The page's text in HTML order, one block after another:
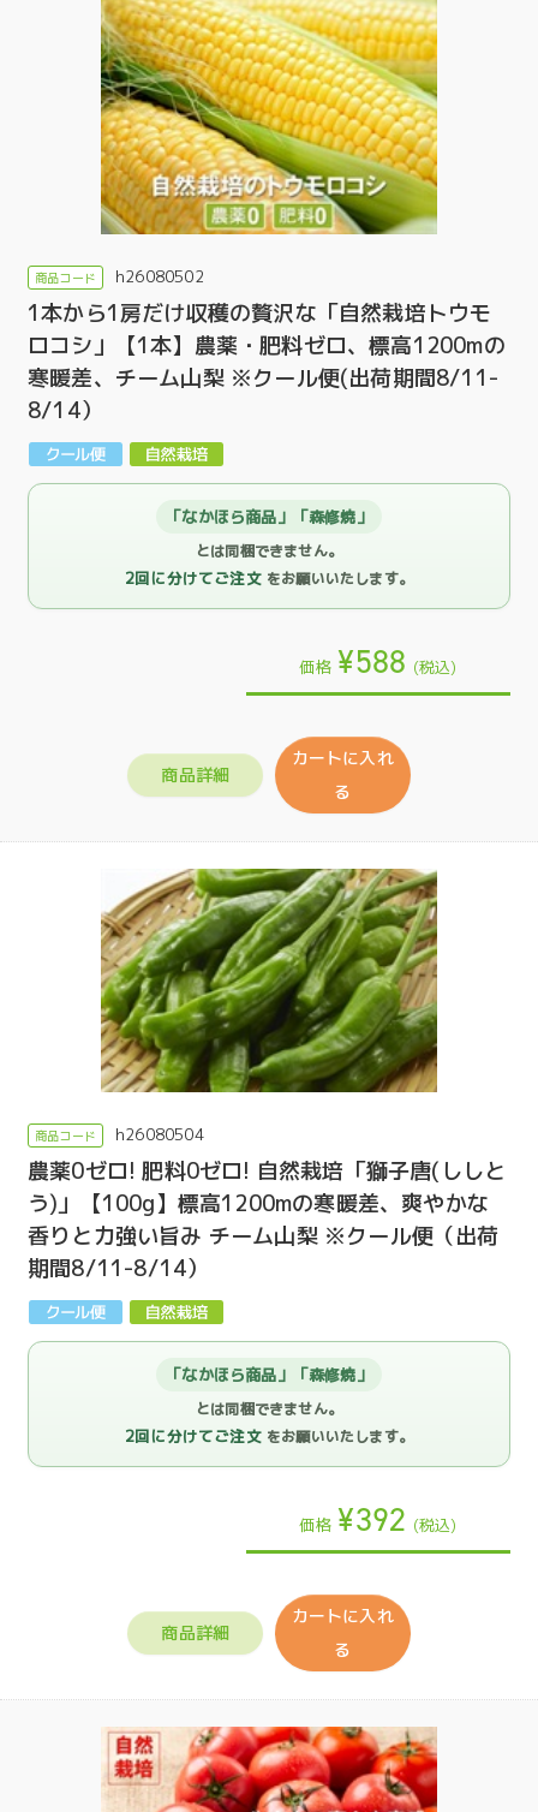
h26080502
1本から1房だけ収穫の贅沢な「自然栽培トウモ
ロコシ」【1本】農薬・肥料ゼロ、標高1200mの
寒暖差、チーム山梨 ※クール便(出荷期間8/11-
8/14）
「なかほら商品」「森修焼」
とは同梱できません。
2回に分けてご注文 をお願いいたします。
価格 ¥588 (税込)
商品詳細
カートに入れ
る
h26080504
農薬0ゼロ! 肥料0ゼロ! 自然栽培「獅子唐(ししと
う)」【100g】標高1200mの寒暖差、爽やかな
香りと力強い旨み チーム山梨 ※クール便（出荷
期間8/11-8/14）
「なかほら商品」「森修焼」
とは同梱できません。
2回に分けてご注文 をお願いいたします。
価格 ¥392 (税込)
商品詳細
カートに入れ
る